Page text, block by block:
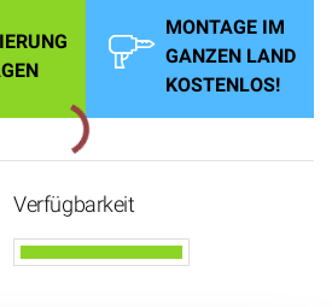
MONTAGE IM
GANZEN LAND
KOSTENLOS!
Verfügbarkeit